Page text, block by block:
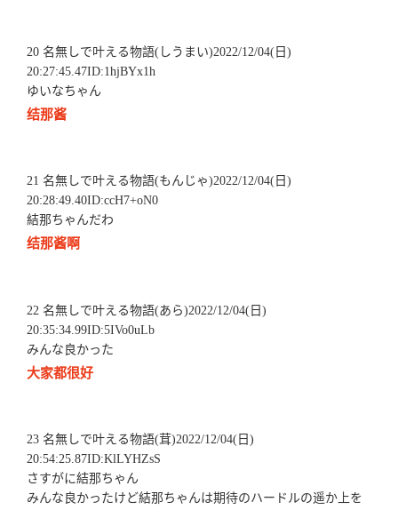
20 名無しで叶える物語(しうまい)2022/12/04(日)
20:27:45.47ID:1hjBYx1h
ゆいなちゃん
结那酱
21 名無しで叶える物語(もんじゃ)2022/12/04(日)
20:28:49.40ID:ccH7+oN0
結那ちゃんだわ
结那酱啊
22 名無しで叶える物語(あら)2022/12/04(日)
20:35:34.99ID:5IVo0uLb
みんな良かった
大家都很好
23 名無しで叶える物語(茸)2022/12/04(日)
20:54:25.87ID:KlLYHZsS
さすがに結那ちゃん
みんな良かったけど結那ちゃんは期待のハードルの遥か上を